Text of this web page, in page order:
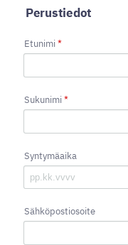
Perustiedot
Etunimi *
Sukunimi *
Syntymäaika
Sähköpostiosoite